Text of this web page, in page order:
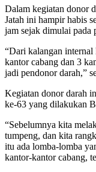
Dalam kegiatan donor
Jatah ini hampir habis
jam sejak dimulai pada
“Dari kalangan
kantor cabang dan 3
jadi pendonor darah,”
Kegiatan donor darah
ke-63 yang dilakukan
“Sebelumnya kita
tumpeng, dan kita
itu ada lomba-lomba
kantor-kantor cabang,